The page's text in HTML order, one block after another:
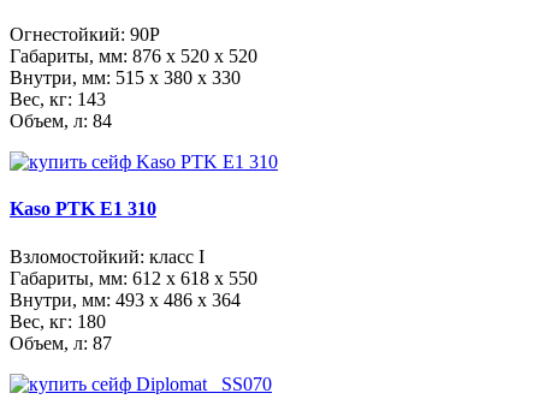
Огнестойкий: 90P
Габариты, мм: 876 x 520 x 520
Внутри, мм: 515 x 380 x 330
Вес, кг: 143
Объем, л: 84
Kaso PTK E1 310
Взломостойкий: класс I
Габариты, мм: 612 x 618 x 550
Внутри, мм: 493 x 486 x 364
Вес, кг: 180
Объем, л: 87